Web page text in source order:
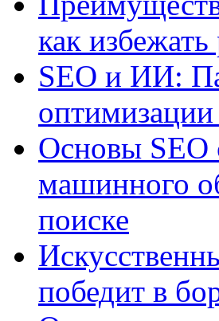
как
SEO и ИИ:
Основы SEO
машинного
поиске
победит в